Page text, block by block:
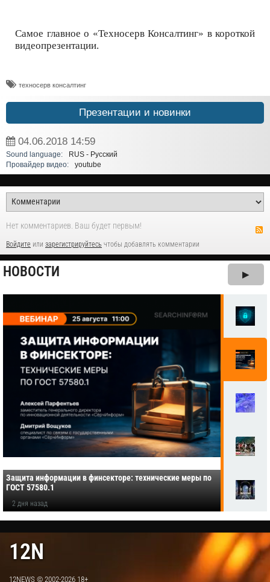
Самое главное о «Техносерв Консалтинг» в короткой
видеопрезентации.
техносерв консалтинг
Презентации и новинки
04.06.2018 14:59
Sound language:
RUS - Русский
Провайдер видео:
youtube
Нет комментариев. Ваш будет первым!
Войдите или зарегистрируйтесь чтобы добавлять комментарии
НОВОСТИ ▶
Защита информации в финсекторе: технические меры по
ГОСТ 57580.1
2 дня назад
12N
12NEWS © 2002-2026 18+